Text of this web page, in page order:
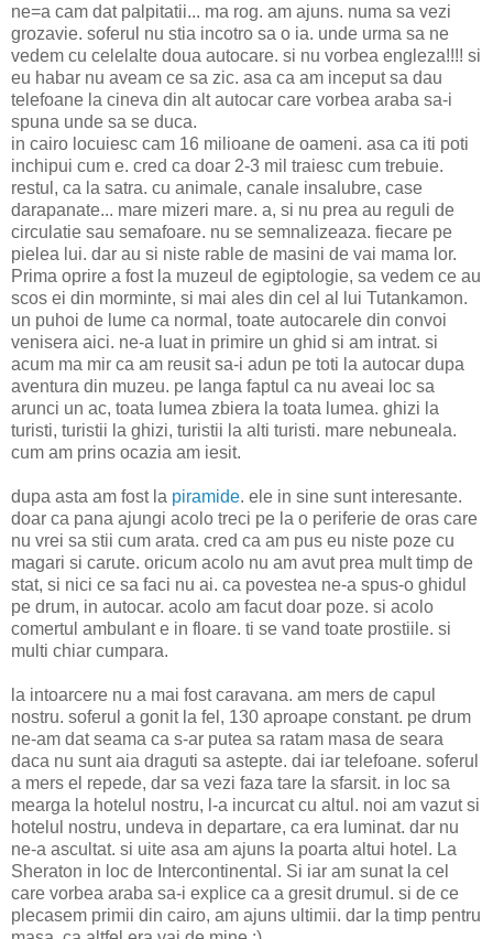
ne=a cam dat palpitatii... ma rog. am ajuns. numa sa vezi
grozavie. soferul nu stia incotro sa o ia. unde urma sa ne
vedem cu celelalte doua autocare. si nu vorbea engleza!!!! si
eu habar nu aveam ce sa zic. asa ca am inceput sa dau
telefoane la cineva din alt autocar care vorbea araba sa-i
spuna unde sa se duca.
in cairo locuiesc cam 16 milioane de oameni. asa ca iti poti
inchipui cum e. cred ca doar 2-3 mil traiesc cum trebuie.
restul, ca la satra. cu animale, canale insalubre, case
darapanate... mare mizeri mare. a, si nu prea au reguli de
circulatie sau semafoare. nu se semnalizeaza. fiecare pe
pielea lui. dar au si niste rable de masini de vai mama lor.
Prima oprire a fost la muzeul de egiptologie, sa vedem ce au
scos ei din morminte, si mai ales din cel al lui Tutankamon.
un puhoi de lume ca normal, toate autocarele din convoi
venisera aici. ne-a luat in primire un ghid si am intrat. si
acum ma mir ca am reusit sa-i adun pe toti la autocar dupa
aventura din muzeu. pe langa faptul ca nu aveai loc sa
arunci un ac, toata lumea zbiera la toata lumea. ghizi la
turisti, turistii la ghizi, turistii la alti turisti. mare nebuneala.
cum am prins ocazia am iesit.
dupa asta am fost la piramide. ele in sine sunt interesante.
doar ca pana ajungi acolo treci pe la o periferie de oras care
nu vrei sa stii cum arata. cred ca am pus eu niste poze cu
magari si carute. oricum acolo nu am avut prea mult timp de
stat, si nici ce sa faci nu ai. ca povestea ne-a spus-o ghidul
pe drum, in autocar. acolo am facut doar poze. si acolo
comertul ambulant e in floare. ti se vand toate prostiile. si
multi chiar cumpara.
la intoarcere nu a mai fost caravana. am mers de capul
nostru. soferul a gonit la fel, 130 aproape constant. pe drum
ne-am dat seama ca s-ar putea sa ratam masa de seara
daca nu sunt aia draguti sa astepte. dai iar telefoane. soferul
a mers el repede, dar sa vezi faza tare la sfarsit. in loc sa
mearga la hotelul nostru, l-a incurcat cu altul. noi am vazut si
hotelul nostru, undeva in departare, ca era luminat. dar nu
ne-a ascultat. si uite asa am ajuns la poarta altui hotel. La
Sheraton in loc de Intercontinental. Si iar am sunat la cel
care vorbea araba sa-i explice ca a gresit drumul. si de ce
plecasem primii din cairo, am ajuns ultimii. dar la timp pentru